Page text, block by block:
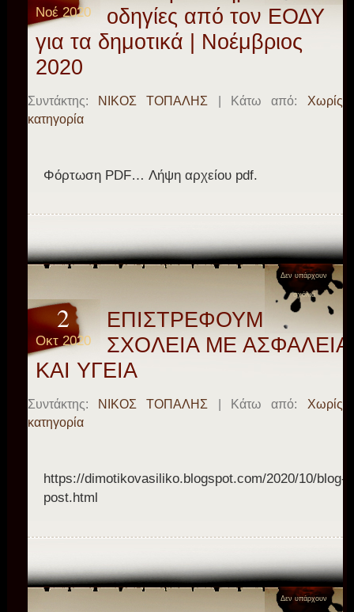
Νοέ 2020
οδηγίες από τον ΕΟΔΥ
για τα δημοτικά | Νοέμβριος
2020
Συντάκτης: ΝΙΚΟΣ ΤΟΠΑΛΗΣ | Κάτω από: Χωρίς
κατηγορία
Φόρτωση PDF… Λήψη αρχείου pdf.
Δεν υπάρχουν
σχόλια
2
Οκτ 2020
ΕΠΙΣΤΡΕΦΟΥΜΕ ΣΤΑ
ΣΧΟΛΕΙΑ ΜΕ ΑΣΦΑΛΕΙΑ
ΚΑΙ ΥΓΕΙΑ
Συντάκτης: ΝΙΚΟΣ ΤΟΠΑΛΗΣ | Κάτω από: Χωρίς
κατηγορία
https://dimotikovasiliko.blogspot.com/2020/10/blog-
post.html
Δεν υπάρχουν